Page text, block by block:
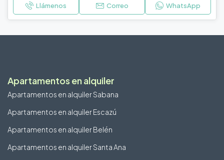
Llámenos Correo WhatsApp
Apartamentos en alquiler
Apartamentos en alquiler Sabana
Apartamentos en alquiler Escazú
Apartamentos en alquiler Belén
Apartamentos en alquiler Santa Ana